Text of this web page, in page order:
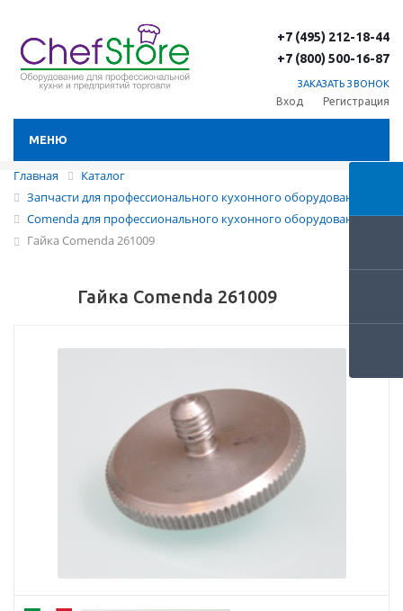
+7 (495) 212-18-44
+7 (800) 500-16-87
ЗАКАЗАТЬ ЗВОНОК
Вход Регистрация
МЕНЮ
Главная
Каталог
Запчасти для профессионального кухонного оборудования
Comenda для профессионального кухонного оборудования
Гайка Comenda 261009
Гайка Comenda 261009